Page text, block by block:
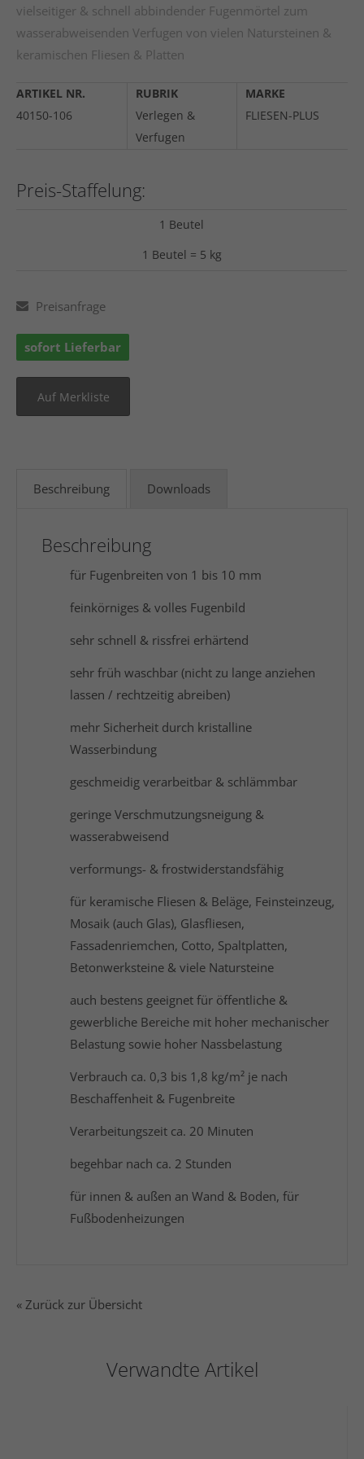
vielseitiger & schnell abbindender Fugenmörtel zum
wasserabweisenden Verfugen von vielen Natursteinen &
keramischen Fliesen & Platten
ARTIKEL NR.
40150-106
RUBRIK
Verlegen &
Verfugen
MARKE
FLIESEN-PLUS
Preis-Staffelung:
1 Beutel
1 Beutel = 5 kg
Preisanfrage
sofort Lieferbar
Beschreibung Downloads
Beschreibung
für Fugenbreiten von 1 bis 10 mm
feinkörniges & volles Fugenbild
sehr schnell & rissfrei erhärtend
sehr früh waschbar (nicht zu lange anziehen
lassen / rechtzeitig abreiben)
mehr Sicherheit durch kristalline
Wasserbindung
geschmeidig verarbeitbar & schlämmbar
geringe Verschmutzungsneigung &
wasserabweisend
verformungs- & frostwiderstandsfähig
für keramische Fliesen & Beläge, Feinsteinzeug,
Mosaik (auch Glas), Glasfliesen,
Fassadenriemchen, Cotto, Spaltplatten,
Betonwerksteine & viele Natursteine
auch bestens geeignet für öffentliche &
gewerbliche Bereiche mit hoher mechanischer
Belastung sowie hoher Nassbelastung
Verbrauch ca. 0,3 bis 1,8 kg/m² je nach
Beschaffenheit & Fugenbreite
Verarbeitungszeit ca. 20 Minuten
begehbar nach ca. 2 Stunden
für innen & außen an Wand & Boden, für
Fußbodenheizungen
« Zurück zur Übersicht
Verwandte Artikel